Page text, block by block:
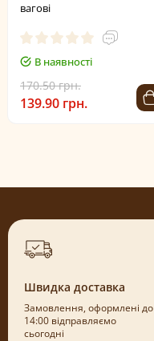
вагові
В наявності
170.50 грн.
139.90 грн.
Швидка доставка
Замовлення, оформлені до
14:00 відправляємо
сьогодні